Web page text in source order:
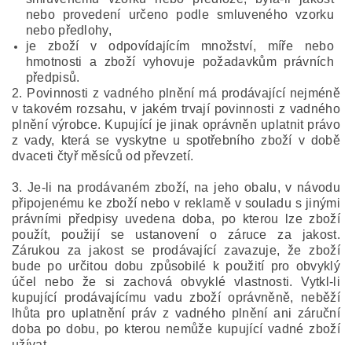
nebo provedení určeno podle smluveného vzorku
nebo předlohy,
je zboží v odpovídajícím množství, míře nebo
hmotnosti a zboží vyhovuje požadavkům právních
předpisů.
2. Povinnosti z vadného plnění má prodávající nejméně
v takovém rozsahu, v jakém trvají povinnosti z vadného
plnění výrobce. Kupující je jinak oprávněn uplatnit právo
z vady, která se vyskytne u spotřebního zboží v době
dvaceti čtyř měsíců od převzetí.
3. Je-li na prodávaném zboží, na jeho obalu, v návodu
připojenému ke zboží nebo v reklamě v souladu s jinými
právními předpisy uvedena doba, po kterou lze zboží
použít, použijí se ustanovení o záruce za jakost.
Zárukou za jakost se prodávající zavazuje, že zboží
bude po určitou dobu způsobilé k použití pro obvyklý
účel nebo že si zachová obvyklé vlastnosti. Vytkl-li
kupující prodávajícímu vadu zboží oprávněně, neběží
lhůta pro uplatnění práv z vadného plnění ani záruční
doba po dobu, po kterou nemůže kupující vadné zboží